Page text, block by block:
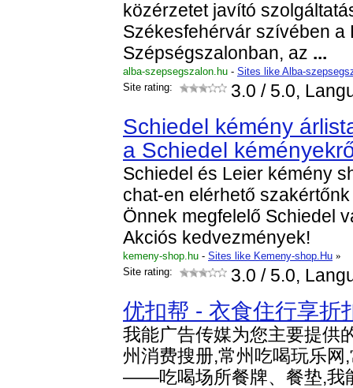
közérzetet javító
Székesfehérvár szívében a
Szépségszalonban, az ...
alba-szepsegszalon.hu - Sites like Alba-
Site rating:
3.0 / 5.0,
Schiedel kémény
a Schiedel
Schiedel és Leier kémény
chat-en elérhető
Önnek megfelelő Schiedel
Akciós kedvezmények!
kemeny-shop.hu - Sites like Kemeny-shop.Hu »
Site rating:
3.0 / 5.0,
优扣帮 - 衣食住行享折
我能广告传媒为您主要提供
州消费搜册,常州吃喝玩乐网
——吃喝场所餐牌、餐垫,我